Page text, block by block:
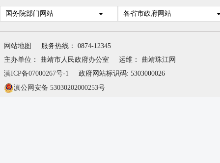
国务院部门网站 各省市政府网站
网站地图
服务热线： 0874-12345
主办单位： 曲靖市人民政府办公室
运维： 曲靖珠江网
滇ICP备07000267号-1
政府网站标识码: 5303000026
滇公网安备 53030202000253号